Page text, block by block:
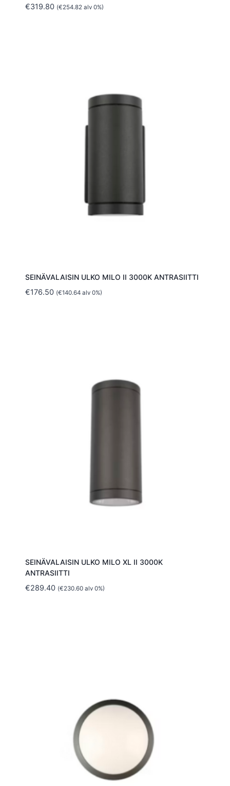
€319.80 (€254.82alv 0%)
SEINÄVALAISIN ULKO MILO II 3000K ANTRASIITTI
€176.50 (€140.64alv 0%)
SEINÄVALAISIN ULKO MILO XL II 3000K
ANTRASIITTI
€289.40 (€230.60alv 0%)